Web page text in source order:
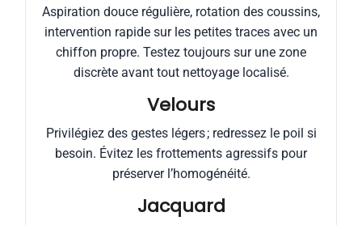
Aspiration douce régulière, rotation des coussins,
intervention rapide sur les petites traces avec un
chiffon propre. Testez toujours sur une zone
discrète avant tout nettoyage localisé.
Velours
Privilégiez des gestes légers ; redressez le poil si
besoin. Évitez les frottements agressifs pour
préserver l’homogénéité.
Jacquard